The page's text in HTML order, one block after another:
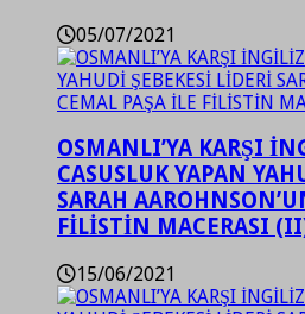
05/07/2021
OSMANLI’YA KARŞI
CASUSLUK YAPAN
SARAH
FİLİSTİN MACERASI
15/06/2021